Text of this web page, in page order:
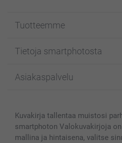
Tuotteemme
Kuvakortit
Kuvakirjat
Kännykkä & Tabletti
MyNameBook
Tietoja smartphotosta
Affiliate ohjelma
Sivukartta
Ehdot/takuut
Asiakaspalvelu
smartbonus
Hinnat & maksutavat
Kuvakirja tallentaa muistosi
smartphoton Valokuvakirjoja
mallina ja hintaisena, valitse